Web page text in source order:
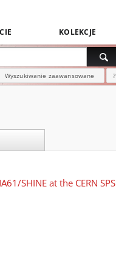
KOLEKCJE
Wyszukiwanie zaawansowane ?
SHINE at the CERN SPS